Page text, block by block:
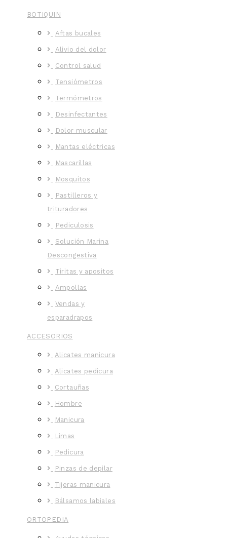
BOTIQUIN
Aftas bucales
Alivio del dolor
Control salud
Tensiómetros
Termómetros
Desinfectantes
Dolor muscular
Mantas eléctricas
Mascarillas
Mosquitos
Pastilleros y
trituradores
Pediculosis
Solución Marina
Descongestiva
Tiritas y apositos
Ampollas
Vendas y
esparadrapos
ACCESORIOS
Alicates manicura
Alicates pedicura
Cortauñas
Hombre
Manicura
Limas
Pedicura
Pinzas de depilar
Tijeras manicura
Bálsamos labiales
ORTOPEDIA